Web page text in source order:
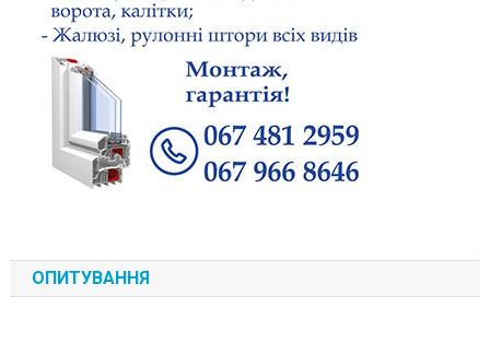
ОПИТУВАННЯ